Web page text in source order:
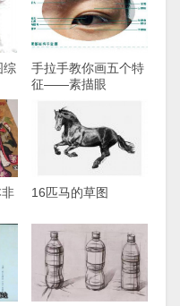
综
手拉手教你画五个特
征——素描眼
16匹马的草图